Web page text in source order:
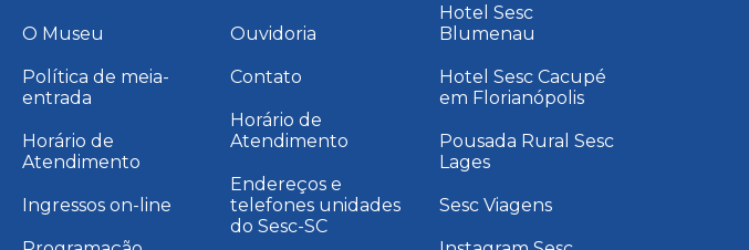
O Museu
Política de meia-
entrada
Horário de
Atendimento
Ingressos on-line
Ouvidoria
Contato
Horário de
Atendimento
Endereços e
telefones unidades
do Sesc-SC
Hotel Sesc
Blumenau
Hotel Sesc Cacupé
em Florianópolis
Pousada Rural Sesc
Lages
Sesc Viagens